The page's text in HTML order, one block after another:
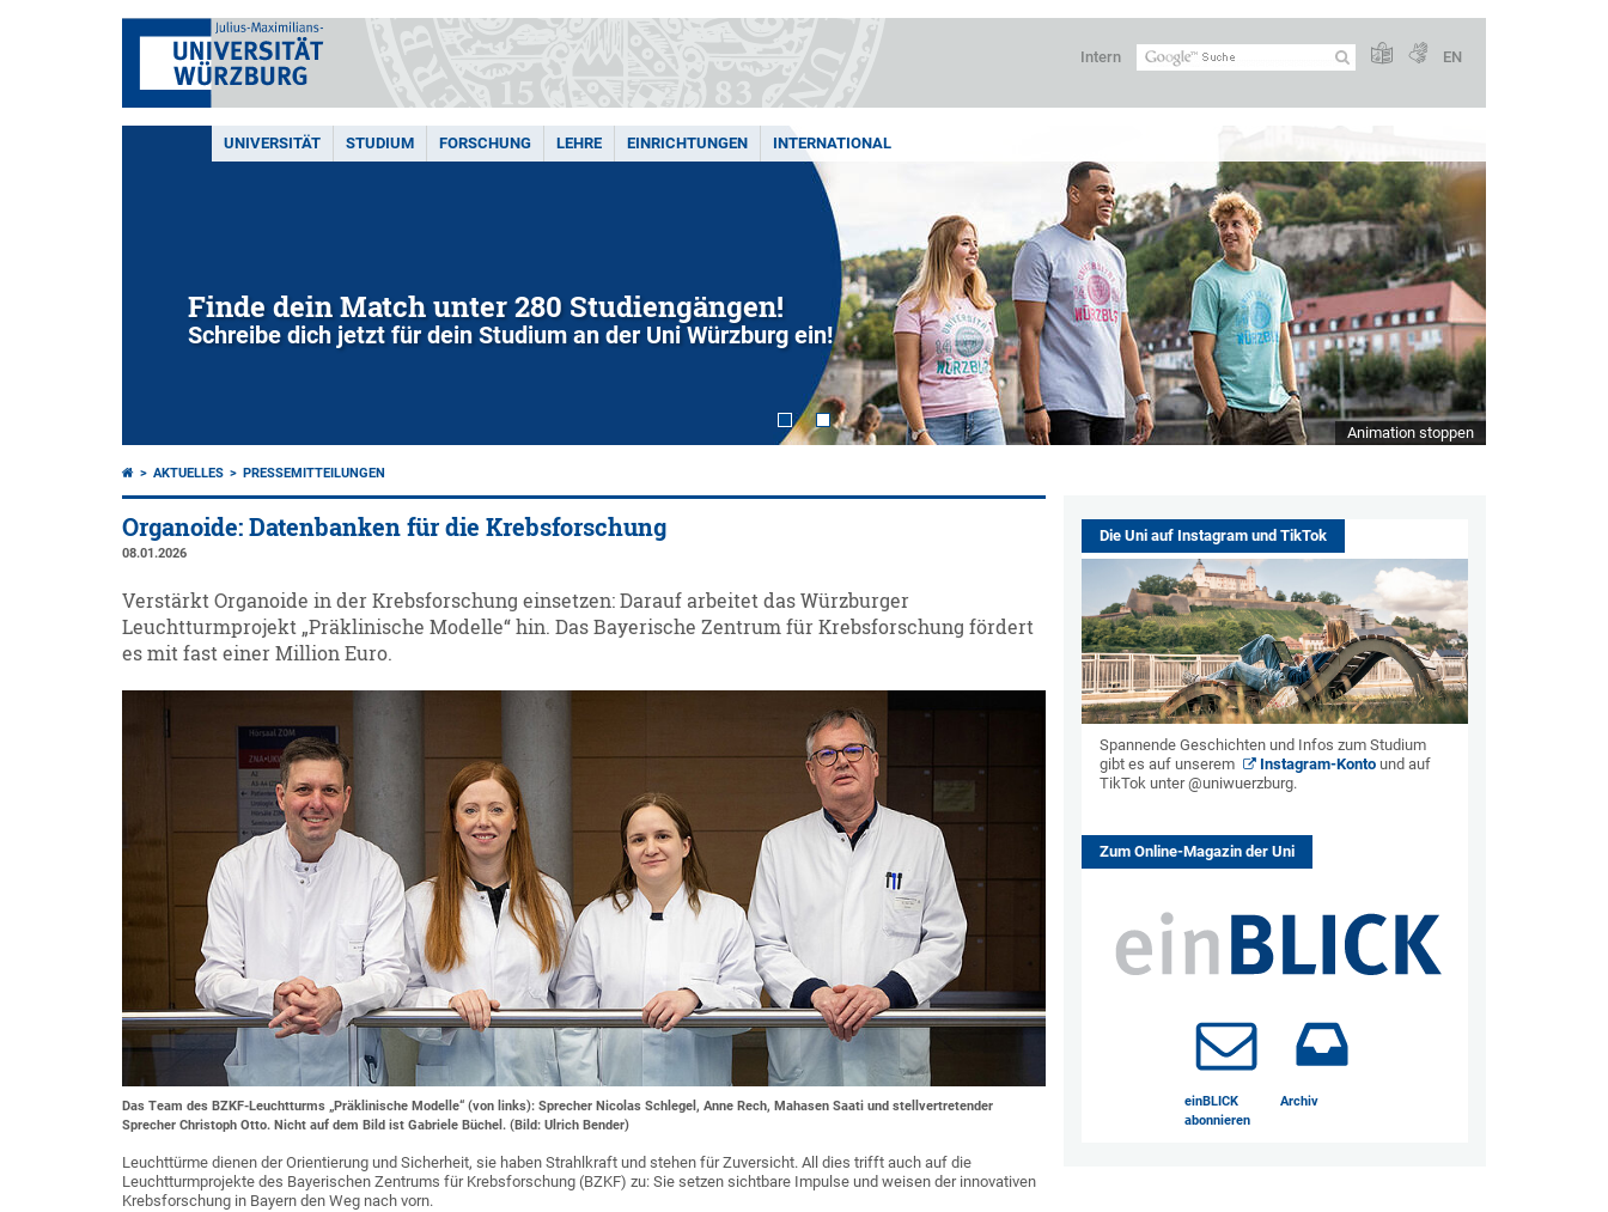
Intern EN
UNIVERSITÄT STUDIUM FORSCHUNG LEHRE EINRICHTUNGEN INTERNATIONAL
Finde dein Match unter 280 Studiengängen!
Schreibe dich jetzt für dein Studium an der Uni Würzburg ein!
Animation stoppen
AKTUELLES PRESSEMITTEILUNGEN
Organoide: Datenbanken für die Krebsforschung
08.01.2026
Verstärkt Organoide in der Krebsforschung einsetzen: Darauf arbeitet das Würzburger
Leuchtturmprojekt „Präklinische Modelle“ hin. Das Bayerische Zentrum für Krebsforschung fördert
es mit fast einer Million Euro.
Das Team des BZKF-Leuchtturms „Präklinische Modelle“ (von links): Sprecher Nicolas Schlegel, Anne Rech, Mahasen Saati und stellvertretender
Sprecher Christoph Otto. Nicht auf dem Bild ist Gabriele Büchel. (Bild: Ulrich Bender)
Leuchttürme dienen der Orientierung und Sicherheit, sie haben Strahlkraft und stehen für Zuversicht. All dies trifft auch auf die
Leuchtturmprojekte des Bayerischen Zentrums für Krebsforschung (BZKF) zu: Sie setzen sichtbare Impulse und weisen der innovativen
Krebsforschung in Bayern den Weg nach vorn.
Die Uni auf Instagram und TikTok
Spannende Geschichten und Infos zum Studium
gibt es auf unserem
Instagram-Konto und auf
TikTok unter @uniwuerzburg.
Zum Online-Magazin der Uni
einBLICK
abonnieren
Archiv